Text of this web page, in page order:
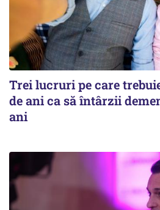
Trei lucruri pe care
de ani ca să întârzii
ani